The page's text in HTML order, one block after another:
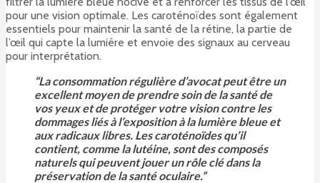
pour une vision optimale. Les caroténoïdes sont également
essentiels pour maintenir la santé de la rétine, la partie de
l’œil qui capte la lumière et envoie des signaux au cerveau
pour interprétation.
“La consommation régulière d’avocat peut être un
excellent moyen de prendre soin de la santé de
vos yeux et de protéger votre vision contre les
dommages liés à l’exposition à la lumière bleue et
aux radicaux libres. Les caroténoïdes qu’il
contient, comme la lutéine, sont des composés
naturels qui peuvent jouer un rôle clé dans la
préservation de la santé oculaire.”